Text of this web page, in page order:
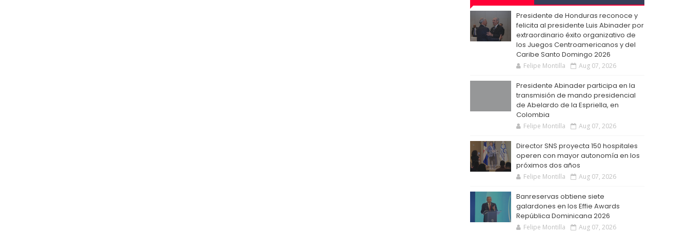
Presidente de Honduras reconoce y
felicita al presidente Luis Abinader por
extraordinario éxito organizativo de
los Juegos Centroamericanos y del
Caribe Santo Domingo 2026
Felipe Montilla Aug 07, 2026
Presidente Abinader participa en la
transmisión de mando presidencial
de Abelardo de la Espriella, en
Colombia
Felipe Montilla Aug 07, 2026
Director SNS proyecta 150 hospitales
operen con mayor autonomía en los
próximos dos años
Felipe Montilla Aug 07, 2026
Banreservas obtiene siete
galardones en los Effie Awards
República Dominicana 2026
Felipe Montilla Aug 07, 2026